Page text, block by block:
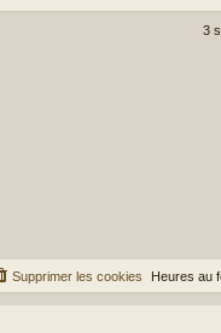
3
Heures au
Supprimer les cookies